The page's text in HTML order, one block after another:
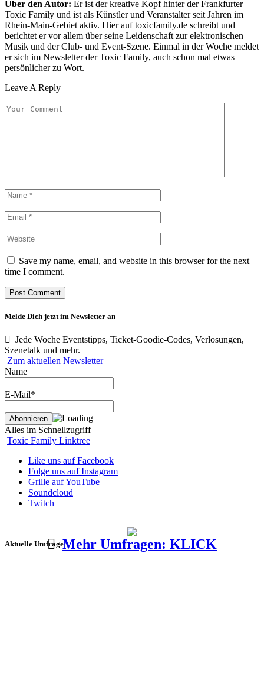
Über den Autor: Er ist der kreative Kopf hinter der Frankfurter
Toxic Family und ist als Künstler und Veranstalter seit Jahren im
Rhein-Main-Gebiet aktiv. Hier auf toxicfamily.de schreibt und
berichtet er vor allem über seine Leidenschaft zur elektronischen
Musik und der Club- und Event-Szene. Einmal in der Woche meldet
er sich im Newsletter der Toxic Family, auch schon mal etwas
persönlicher zu Wort.
Leave A Reply
Save my name, email, and website in this browser for the next
time I comment.
Melde Dich jetzt im Newsletter an
Jede Woche Eventstipps, Ticket-Goodie-Codes, Verlosungen,
Szenetalk und mehr.
Zum aktuellen Newsletter
Name
E-Mail*
Alles im Schnellzugriff
Toxic Family Linktree
Like uns auf Facebook
Folge uns auf Instagram
Grille auf YouTube
Soundcloud
Twitch
Aktuelle UmfrageMehr Umfragen: KLICK